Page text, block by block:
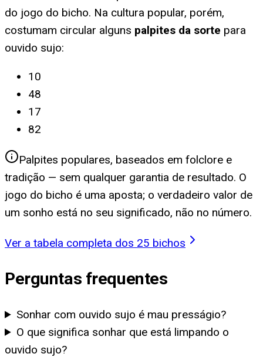
do jogo do bicho. Na cultura popular, porém,
costumam circular alguns palpites da sorte para
ouvido sujo:
10
48
17
82
Palpites populares, baseados em folclore e
tradição — sem qualquer garantia de resultado. O
jogo do bicho é uma aposta; o verdadeiro valor de
um sonho está no seu significado, não no número.
Ver a tabela completa dos 25 bichos
Perguntas frequentes
Sonhar com ouvido sujo é mau presságio?
O que significa sonhar que está limpando o
ouvido sujo?